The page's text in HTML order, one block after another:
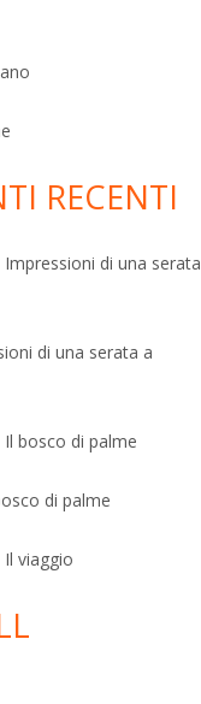
RECENTI
Impressioni di una serata
di una serata a
Il bosco di palme
di palme
Il viaggio